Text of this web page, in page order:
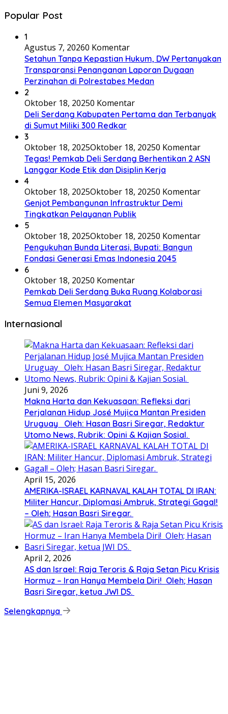
Popular Post
1
Agustus 7, 20260 Komentar
Setahun Tanpa Kepastian Hukum, DW Pertanyakan
Transparansi Penanganan Laporan Dugaan
Perzinahan di Polrestabes Medan
2
Oktober 18, 20250 Komentar
Deli Serdang Kabupaten Pertama dan Terbanyak
di Sumut Miliki 300 Redkar
3
Oktober 18, 2025Oktober 18, 20250 Komentar
Tegas! Pemkab Deli Serdang Berhentikan 2 ASN
Langgar Kode Etik dan Disiplin Kerja
4
Oktober 18, 2025Oktober 18, 20250 Komentar
Genjot Pembangunan Infrastruktur Demi
Tingkatkan Pelayanan Publik
5
Oktober 18, 2025Oktober 18, 20250 Komentar
Pengukuhan Bunda Literasi, Bupati: Bangun
Fondasi Generasi Emas Indonesia 2045
6
Oktober 18, 20250 Komentar
Pemkab Deli Serdang Buka Ruang Kolaborasi
Semua Elemen Masyarakat
Internasional
Juni 9, 2026
Makna Harta dan Kekuasaan: Refleksi dari
Perjalanan Hidup José Mujica Mantan Presiden
Uruguay Oleh: Hasan Basri Siregar, Redaktur
Utomo News, Rubrik: Opini & Kajian Sosial.
April 15, 2026
AMERIKA-ISRAEL KARNAVAL KALAH TOTAL DI IRAN:
Militer Hancur, Diplomasi Ambruk, Strategi Gagal!
– Oleh; Hasan Basri Siregar.
April 2, 2026
AS dan Israel: Raja Teroris & Raja Setan Picu Krisis
Hormuz – Iran Hanya Membela Diri! Oleh; Hasan
Basri Siregar, ketua JWI DS.
Selengkapnya